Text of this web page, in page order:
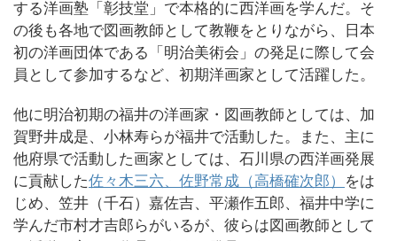
する洋画塾「彰技堂」で本格的に西洋画を学んだ。そ
の後も各地で図画教師として教鞭をとりながら、日本
初の洋画団体である「明治美術会」の発足に際して会
員として参加するなど、初期洋画家として活躍した。
他に明治初期の福井の洋画家・図画教師としては、加
賀野井成是、小林寿らが福井で活動した。また、主に
他府県で活動した画家としては、石川県の西洋画発展
に貢献した佐々木三六、佐野常成（高橋確次郎） をは
じめ、笠井（千石）嘉佐吉、平瀬作五郎、福井中学に
学んだ市村才吉郎らがいるが、彼らは図画教師として